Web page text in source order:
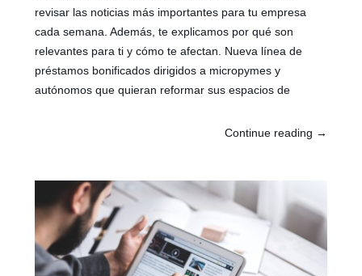
revisar las noticias más importantes para tu empresa
cada semana. Además, te explicamos por qué son
relevantes para ti y cómo te afectan. Nueva línea de
préstamos bonificados dirigidos a micropymes y
autónomos que quieran reformar sus espacios de
Continue reading →